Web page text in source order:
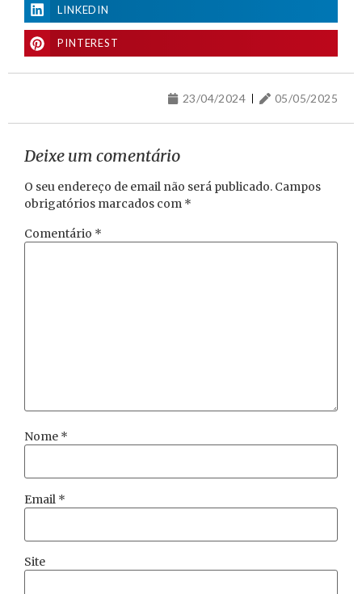
LINKEDIN
PINTEREST
23/04/2024 05/05/2025
Deixe um comentário
O seu endereço de email não será publicado. Campos
obrigatórios marcados com *
Comentário *
Nome *
Email *
Site